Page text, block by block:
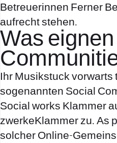
Betreuerinnen Ferner
aufrecht stehen.
Was
Ihr Musikstuck vorwarts
sogenannten Social
Social works Klammer
zwerkeKlammer zu. As
solcher Online-